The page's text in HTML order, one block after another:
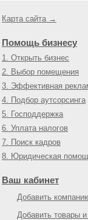
Карта сайта →
Помощь бизнесу
1. Открыть бизнес
2. Выбор помещения
3. Эффективная
4. Подбор аутсорсинга
5. Господдержка
6. Уплата налогов
7. Поиск кадров
8. Юридическая
Ваш кабинет
Добавить
Добавить товары и